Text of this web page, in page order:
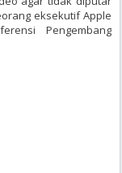
eksekutif Apple
Pengembang